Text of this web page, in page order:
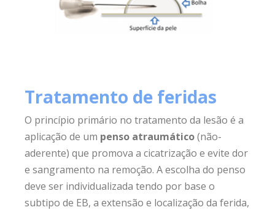
Tratamento de feridas
O princípio primário no tratamento da lesão é a
aplicação de um penso atraumático(não-
aderente) que promova a cicatrização e evite dor
e sangramento na remoção. A escolha do penso
deve ser individualizada tendo por base o
subtipo de EB, a extensão e localização da ferida,